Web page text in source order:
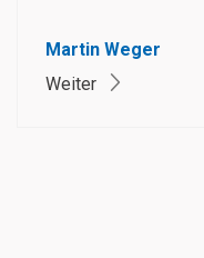
Martin Weger
Weiter